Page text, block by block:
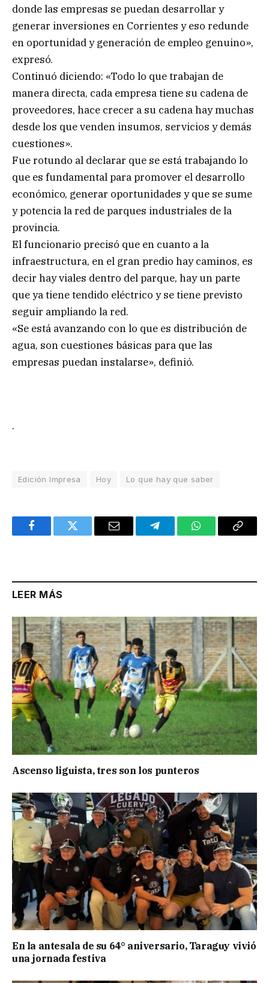
donde las empresas se puedan desarrollar y
generar inversiones en Corrientes y eso redunde
en oportunidad y generación de empleo genuino»,
expresó.
Continuó diciendo: «Todo lo que trabajan de
manera directa, cada empresa tiene su cadena de
proveedores, hace crecer a su cadena hay muchas
desde los que venden insumos, servicios y demás
cuestiones».
Fue rotundo al declarar que se está trabajando lo
que es fundamental para promover el desarrollo
económico, generar oportunidades y que se sume
y potencia la red de parques industriales de la
provincia.
El funcionario precisó que en cuanto a la
infraestructura, en el gran predio hay caminos, es
decir hay viales dentro del parque, hay un parte
que ya tiene tendido eléctrico y se tiene previsto
seguir ampliando la red.
«Se está avanzando con lo que es distribución de
agua, son cuestiones básicas para que las
empresas puedan instalarse», definió.
.
Edición Impresa Hoy Lo que hay que saber
FacebookTwitter Email TelegramWhatsAppCopy
LEER MÁS
Ascenso liguista, tres son los punteros
En la antesala de su 64° aniversario, Taraguy vivió
una jornada festiva